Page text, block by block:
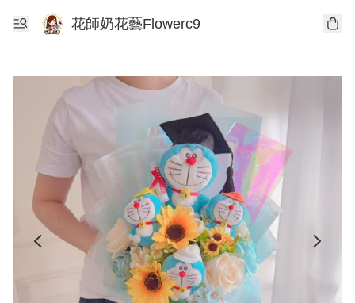
花師奶花藝Flowerc9